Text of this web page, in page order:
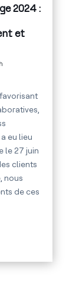
2024 :
et
eu lieu
le 27 juin
clients
nous
de ces